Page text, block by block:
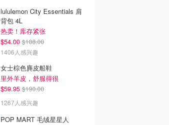
lululemon City Essentials 肩
背包 4L
热卖！库存紧张
$54.00 $108.00
1406人感兴趣
女士棕色麂皮船鞋
里外羊皮，舒服得很
$59.95 $190.00
1267人感兴趣
POP MART 毛绒星星人